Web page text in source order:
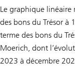
Le graphique linéaire
des bons du Trésor à
terme des bons du
Moerich, dont
2023 à décembre